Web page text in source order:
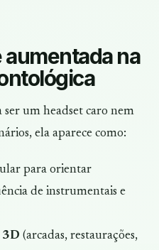
aumentada na
um headset caro nem
ela aparece como:
para orientar
de instrumentais e
3D (arcadas, restaurações,